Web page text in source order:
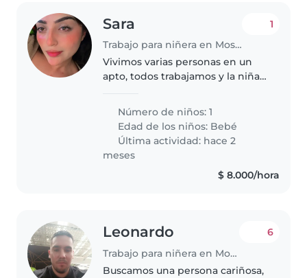
Sara
Trabajo para niñera en Mosquera
1
Vivimos varias personas en un
apto, todos trabajamos y la niña
padre de mi pareja trabaja en la
alcaldía, la madre trabaja como
auxiliar de comercio..
Número de niños: 1
Edad de los niños: Bebé
Última actividad: hace 2
meses
$ 8.000/hora
Leonardo
Trabajo para niñera en Mosquera
6
Buscamos una persona cariñosa,